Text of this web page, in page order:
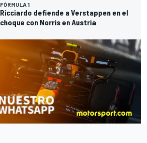
FÓRMULA 1
Ricciardo defiende a Verstappen en el
choque con Norris en Austria